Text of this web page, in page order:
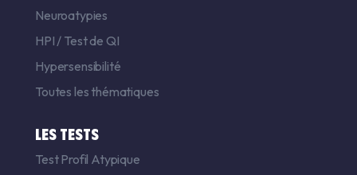
Neuroatypies
HPI / Test de QI
Hypersensibilité
Toutes les thématiques
LES TESTS
Test Profil Atypique